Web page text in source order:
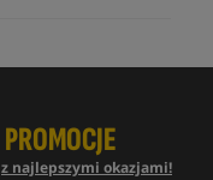
PROMOCJE
z najlepszymi okazjami!